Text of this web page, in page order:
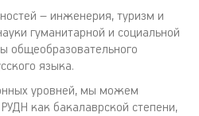
– инженерия, туризм и
гуманитарной и социальной
общеобразовательного
языка.
уровней, мы можем
как бакалаврской степени,